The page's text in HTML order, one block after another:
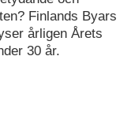
Finlands Byars
årligen Årets
30 år.